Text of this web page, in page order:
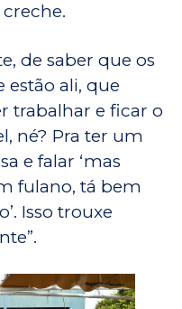
de saber que os
estão ali, que
trabalhar e ficar o
né? Pra ter um
e falar ‘mas
fulano, tá bem
Isso trouxe